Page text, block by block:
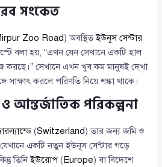
সংকেত
Zoo Road) অবস্থিতইউনূস সেন্টার
বলা হয়, “এখন যেন সেখানে একটি হাল
করছে।” সেখানে এখন খুব কম মানুষই দেখা
করলে পরিণতি নিয়ে শঙ্কা থাকে।
আন্তর্জাতিক পরিকল্পনা
(Switzerland) তার জন্য জমি ও
একটি নতুন ইউনূস সেন্টার গড়ে
তিনিইউরোপ ( Europe) বা বিদেশে